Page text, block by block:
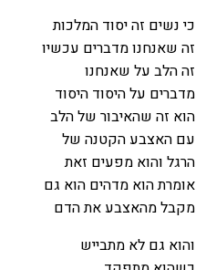
כי נשים זה יסוד המלכות
זה שאנחנו מדברים עכשיו
זה הלב על שאנחנו
מדברים על היסוד היסוד
הוא זה שהאיבור של הלב
עם האצבע הקטנה של
הרגל והוא מפעים זאת
אומרת הוא מדהים הוא גם
מקבל מהאצבע את הדם
והוא גם לא מתבייש